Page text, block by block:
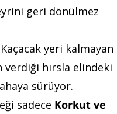
geri dönülmez
Kaçacak yeri kalmayan
verdiği hırsla elindeki
sürüyor.
sadece Korkut ve